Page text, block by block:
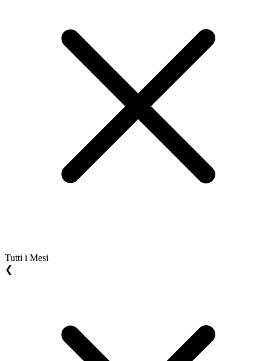
Tutti i Mesi
❮